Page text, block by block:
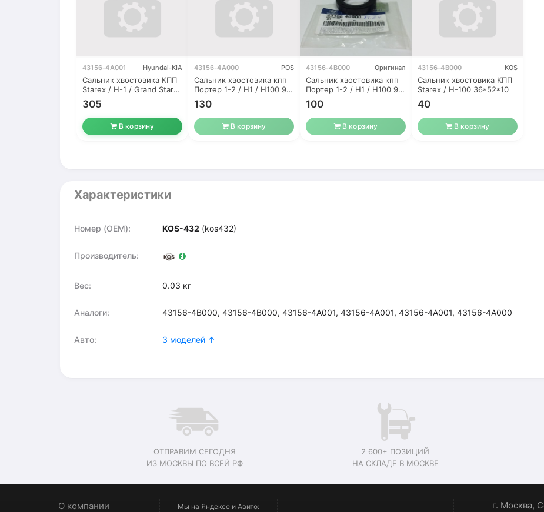
43156-4A001 Hyundai-KIA
Сальник хвостовика КПП
Starex / H-1 / Grand Starex
/ Porter1-2
305
В корзину
43156-4A000 POS
Сальник хвостовика кпп
Портер 1-2 / H1 / Н100 97-
/ Bongo
130
В корзину
43156-4B000 Оригинал
Сальник хвостовика кпп
Портер 1-2 / H1 / Н100 97-
/ Bongo
100
В корзину
43156-4B000 KOS
Сальник хвостовика КПП
Starex / H-100 36*52*10
40
В корзину
Характеристики
Номер (OEM): KOS-432 (kos432)
Производитель:
Вес: 0.03 кг
Аналоги: 43156-4B000, 43156-4B000, 43156-4A001, 43156-4A001, 43156-4A001, 43156-4A000
Авто: 3 моделей ↑
ОТПРАВИМ СЕГОДНЯ
ИЗ МОСКВЫ ПО ВСЕЙ РФ
2 600+ ПОЗИЦИЙ
НА СКЛАДЕ В МОСКВЕ
О компании Мы на Яндексе и Авито: г. Москва,